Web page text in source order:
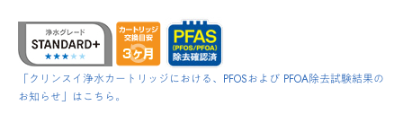
「クリンスイ浄水カートリッジにおける、PFOSおよび PFOA除去試験結果の
お知らせ」はこちら。